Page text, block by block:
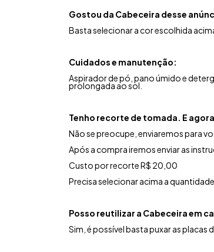
Gostou da Cabeceira desse
Basta selecionar a cor escolhida
Cuidados e manutenção:
Aspirador de pó, pano úmido e
prolongada ao sol.
Tenho recorte de tomada. E
Não se preocupe, enviaremos para
Após a compra iremos enviar as
Custo por recorte R$ 20,00
Precisa selecionar acima a
Posso reutilizar a Cabeceira em
Sim, é possível basta puxar as placas